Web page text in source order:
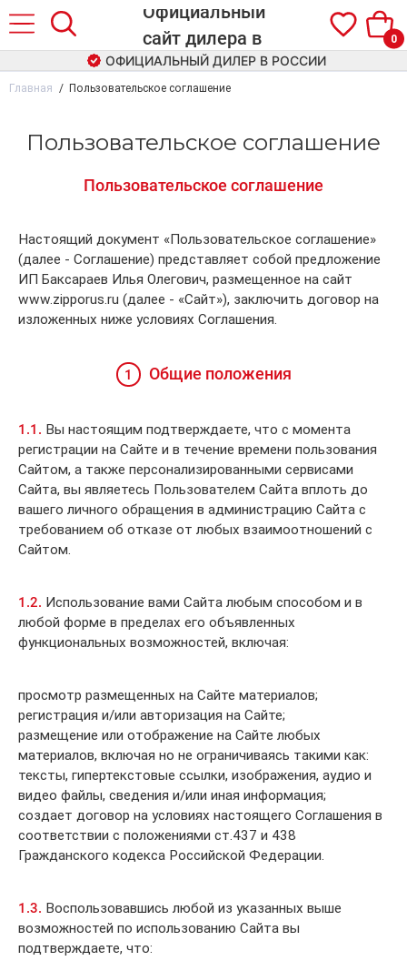
0
ОФИЦИАЛЬНЫЙ ДИЛЕР В РОССИИ
Главная Пользовательское соглашение
Пользовательское соглашение
Пользовательское соглашение
Настоящий документ «Пользовательское соглашение»
(далее - Соглашение) представляет собой предложение
ИП Баксараев Илья Олегович, размещенное на сайт
www.zipporus.ru (далее - «Сайт»), заключить договор на
изложенных ниже условиях Соглашения.
1 Общие положения
1.1. Вы настоящим подтверждаете, что с момента
регистрации на Сайте и в течение времени пользования
Сайтом, а также персонализированными сервисами
Сайта, вы являетесь Пользователем Сайта вплоть до
вашего личного обращения в администрацию Сайта с
требованием об отказе от любых взаимоотношений с
Сайтом.
1.2. Использование вами Сайта любым способом и в
любой форме в пределах его объявленных
функциональных возможностей, включая:
просмотр размещенных на Сайте материалов;
регистрация и/или авторизация на Сайте;
размещение или отображение на Сайте любых
материалов, включая но не ограничиваясь такими как:
тексты, гипертекстовые ссылки, изображения, аудио и
видео файлы, сведения и/или иная информация;
создает договор на условиях настоящего Соглашения в
соответствии с положениями ст.437 и 438
Гражданского кодекса Российской Федерации.
1.3. Воспользовавшись любой из указанных выше
возможностей по использованию Сайта вы
подтверждаете, что: